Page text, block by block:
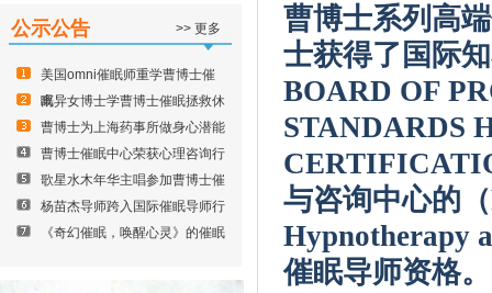
公示公告 >> 更多
美国omni催眠师重学曹博士催
眠
离异女博士学曹博士催眠拯救休
曹博士为上海药事所做身心潜能
曹博士催眠中心荣获心理咨询行
歌星水木年华主唱参加曹博士催
杨苗杰导师跨入国际催眠导师行
《奇幻催眠，唤醒心灵》的催眠
曹博士系列高
士获得了国际
BOARD OF
STANDARDS
与咨询中心的（
Hypnotherapy
催眠导师资格。